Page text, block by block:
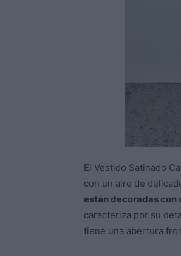
El Vestido Satinado
con un aire de
están decoradas con
caracteriza por su
tiene una abertura